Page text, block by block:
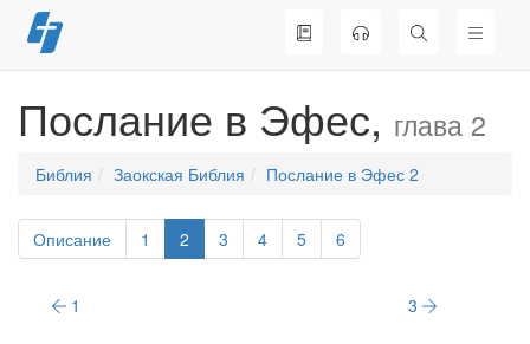
Перейти
к
Послание в Эфес, глава 2
Библия Заокская Библия Послание в Эфес 2
Описание 1 2 3 4 5 6
1 3